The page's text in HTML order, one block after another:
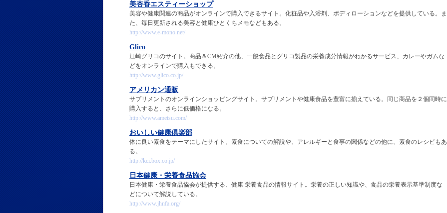
美杏香エスティーショップ
美容や健康関連の商品がオンラインで購入できるサイト。化粧品や入浴剤、ボディローションなどを提供している。ま
た、毎日更新される美容と健康ひとくちメモなどもある。
http://www.e-mono.net/
Glico
江崎グリコのサイト。商品＆CM紹介の他、一般食品とグリコ製品の栄養成分情報がわかるサービス、カレーやガムな
どをオンラインで購入もできる。
http://www.glico.co.jp/
アメリカン通販
サプリメントのオンラインショッピングサイト。サプリメントや健康食品を豊富に揃えている。同じ商品を２個同時に
購入すると、さらに低価格になる。
http://www.ametsu.com/
おいしい健康倶楽部
体に良い素食をテーマにしたサイト。素食についての解説や、アレルギーと食事の関係などの他に、素食のレシピもあ
る。
http://kei.box.co.jp/
日本健康・栄養食品協会
日本健康・栄養食品協会が提供する、健康 栄養食品の情報サイト。栄養の正しい知識や、食品の栄養表示基準制度な
どについて解説している。
http://www.jhnfa.org/